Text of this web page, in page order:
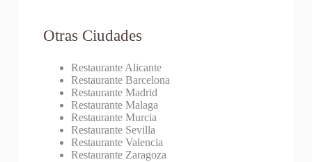
Otras Ciudades
Restaurante Alicante
Restaurante Barcelona
Restaurante Madrid
Restaurante Malaga
Restaurante Murcia
Restaurante Sevilla
Restaurante Valencia
Restaurante Zaragoza